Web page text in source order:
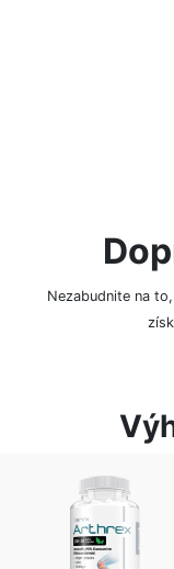
Nezabudnite na